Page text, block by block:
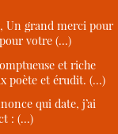
Un grand merci pour
votre (…)
et riche
poète et érudit. (…)
qui date, j’ai
: (…)